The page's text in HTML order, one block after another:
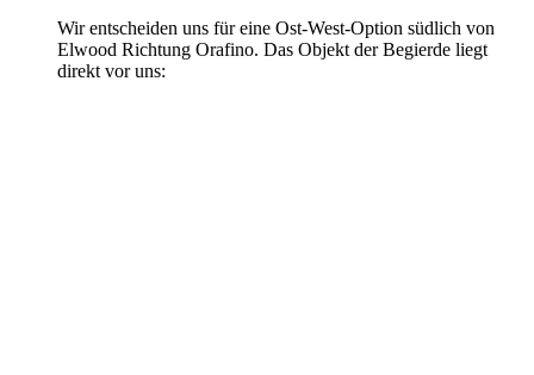
Wir entscheiden uns für eine Ost-West-Option südlich von
Elwood Richtung Orafino. Das Objekt der Begierde liegt
direkt vor uns: